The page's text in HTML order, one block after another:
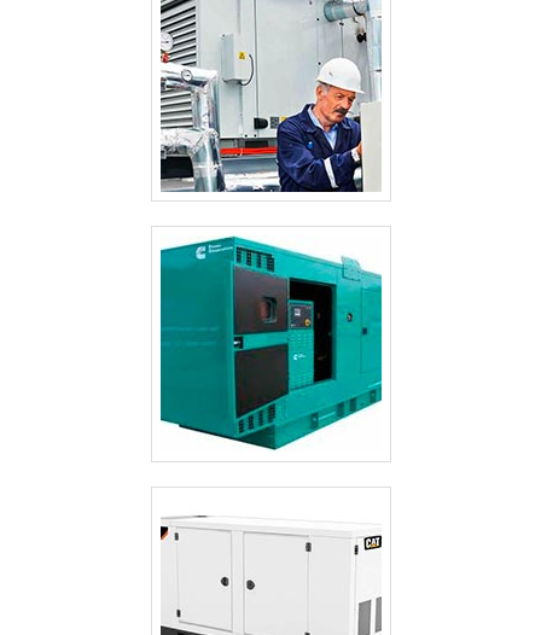
empresa comprometida com seus serviços e uma
empresa inovadora, conquistas adquiridas porque
investiu em uma estrutura que hoje conta com escritório
de alta qualidade onde são realizadas as atividades e
sede com localização privilegiada em Cuiabá. Tudo isso,
somado à performance de uma equipe multidisciplinar
de consultores associados e equipe composta por
engenheiros eletricistas, engenheiro de segurança do
fecha todo o ciclo de entrega com excelência para toda a
carteira de clientes.